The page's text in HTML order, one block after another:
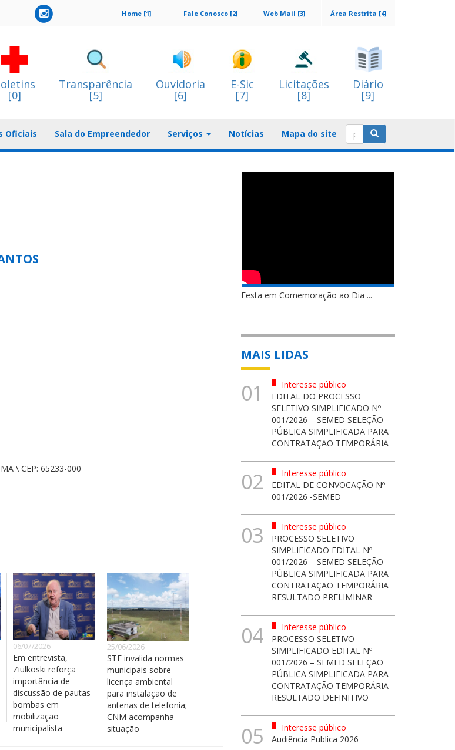
Área Restrita [4]
Web Mail [3]
Fale Conosco [2]
Home [1]
[0]
Transparência
[5]
Ouvidoria
[6]
E-Sic
[7]
Licitações
[8]
Diário
[9]
Oficiais Sala do Empreendedor Serviços Notícias Mapa do site
\ CEP: 65233-000
06/07/2026
Em entrevista,
Ziulkoski reforça
importância de
discussão de pautas-
bombas em
mobilização
municipalista
25/06/2026
STF invalida normas
municipais sobre
licença ambiental
para instalação de
antenas de telefonia;
CNM acompanha
situação
Festa em Comemoração ao Dia ...
MAIS LIDAS
01
Interesse público
EDITAL DO PROCESSO
SELETIVO SIMPLIFICADO Nº
001/2026 – SEMED SELEÇÃO
PÚBLICA SIMPLIFICADA PARA
CONTRATAÇÃO TEMPORÁRIA
02
Interesse público
EDITAL DE CONVOCAÇÃO Nº
001/2026 -SEMED
03
Interesse público
PROCESSO SELETIVO
SIMPLIFICADO EDITAL Nº
001/2026 – SEMED SELEÇÃO
PÚBLICA SIMPLIFICADA PARA
CONTRATAÇÃO TEMPORÁRIA
RESULTADO PRELIMINAR
04
Interesse público
PROCESSO SELETIVO
SIMPLIFICADO EDITAL Nº
001/2026 – SEMED SELEÇÃO
PÚBLICA SIMPLIFICADA PARA
CONTRATAÇÃO TEMPORÁRIA -
RESULTADO DEFINITIVO
05
Interesse público
Audiência Publica 2026